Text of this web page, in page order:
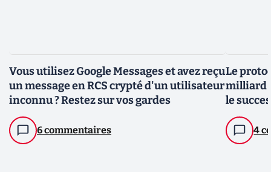
Vous utilisez Google Messages et avez reçu
un message en RCS crypté d'un utilisateur
inconnu ? Restez sur vos gardes
6 commentaires
Le
milliard
le
4